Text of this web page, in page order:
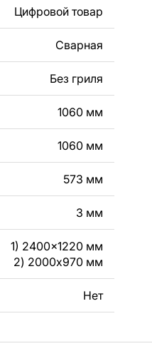
изображение,
дизайн изделия.
изделия из
с нами в
Цифровой товар
Сварная
Без гриля
1060 мм
1060 мм
573 мм
3 мм
1) 2400x1220 мм
2) 2000x970 мм
Нет